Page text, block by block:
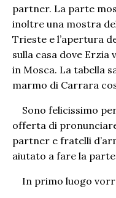
partner. La parte
inoltre una mostra
Trieste e l’apertura
sulla casa dove
in Mosca. La tabella
marmo di Carrara
Sono felicissimo
offerta di
partner e fratelli
aiutato a fare la
In primo luogo